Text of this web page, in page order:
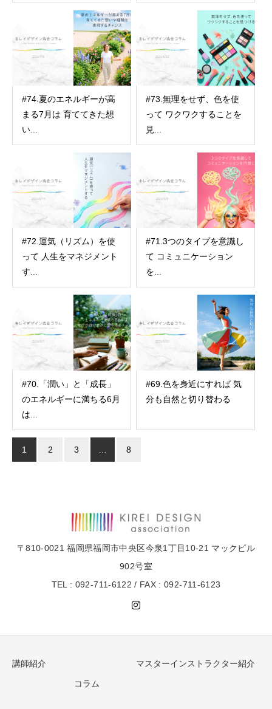
#74.夏のエネルギーが高
まる7月は 育ててきた想
い...
#73.無理をせず、色を使
って ワクワクすることを
見...
#72.運気（リズム）を使
って 人生をマネジメント
す...
#71.3つのタイプを意識し
て コミュニケーション
を...
#70.「潤い」と「成長」
のエネルギーに満ちる6月
は...
#69.色を身近にすれば 気
分も自然と切り替わる
1 2 3 8
〒810-0021 福岡県福岡市中央区今泉1丁目10-21 マックビル
902号室
TEL : 092-711-6122 / FAX : 092-711-6123
講師紹介 マスターインストラクター紹介
コラム